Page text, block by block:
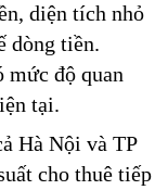
diện tích nhỏ
dòng tiền.
mức độ quan
tại.
Hà Nội và TP
cho thuê tiếp